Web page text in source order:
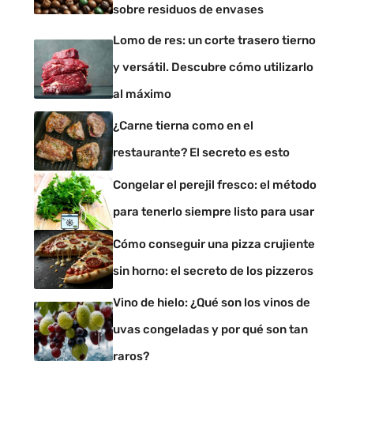
sobre residuos de envases
Lomo de res: un corte trasero tierno
y versátil. Descubre cómo utilizarlo
al máximo
¿Carne tierna como en el
restaurante? El secreto es esto
Congelar el perejil fresco: el método
para tenerlo siempre listo para usar
Cómo conseguir una pizza crujiente
sin horno: el secreto de los pizzeros
Vino de hielo: ¿Qué son los vinos de
uvas congeladas y por qué son tan
raros?